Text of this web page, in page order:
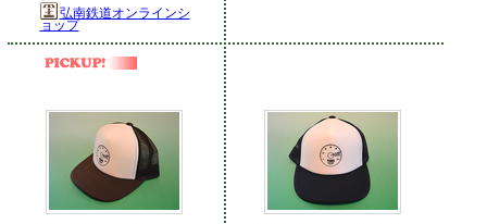
弘南鉄道オンラインシ
ョップ